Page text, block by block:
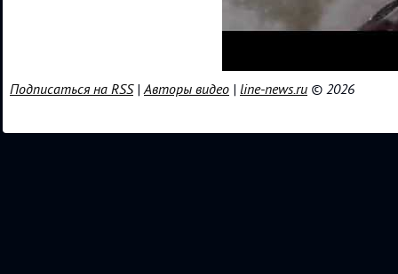
Подписаться на RSS|Авторы видео | line-news.ru © 2026